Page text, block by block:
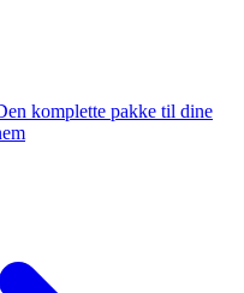
komplette pakke til dine